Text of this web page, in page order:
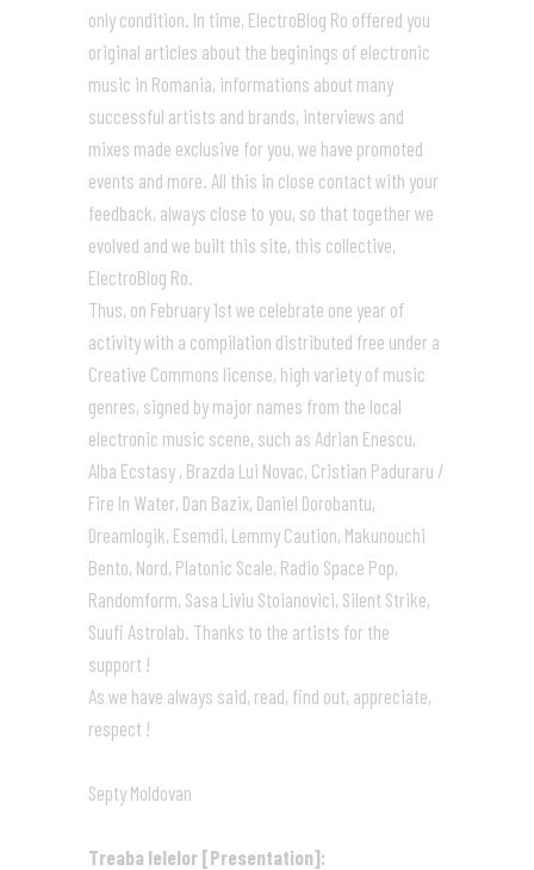
only condition. In time, ElectroBlog Ro offered you
original articles about the beginings of electronic
music in Romania, informations about many
successful artists and brands, interviews and
mixes made exclusive for you, we have promoted
events and more. All this in close contact with your
feedback, always close to you, so that together we
evolved and we built this site, this collective,
ElectroBlog Ro.
Thus, on February 1st we celebrate one year of
activity with a compilation distributed free under a
Creative Commons license, high variety of music
genres, signed by major names from the local
electronic music scene, such as Adrian Enescu,
Alba Ecstasy , Brazda Lui Novac, Cristian Paduraru /
Fire In Water, Dan Bazix, Daniel Dorobantu,
Dreamlogik, Esemdi, Lemmy Caution, Makunouchi
Bento, Nord, Platonic Scale, Radio Space Pop,
Randomform, Sasa Liviu Stoianovici, Silent Strike,
Suufi Astrolab. Thanks to the artists for the
support !
As we have always said, read, find out, appreciate,
respect !
Septy Moldovan
Treaba Ielelor [Presentation]: